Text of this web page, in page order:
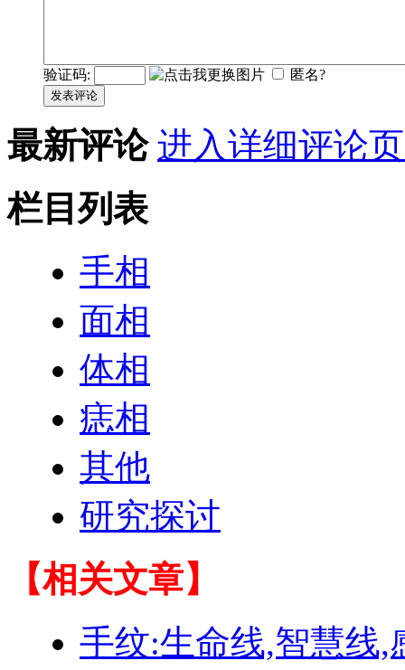
验证码: 匿名?
发表评论
最新评论 进入详细评论
栏目列表
手相
面相
体相
痣相
其他
研究探讨
【相关文章】
手纹:生命线,智慧线,